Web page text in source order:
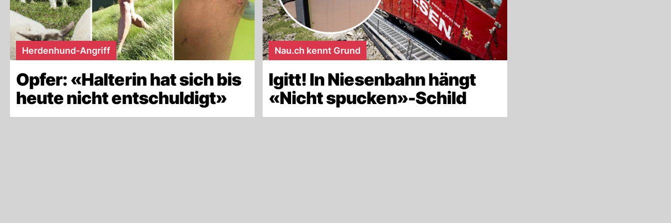
Herdenhund-Angriff
Opfer: «Halterin hat sich bis
heute nicht entschuldigt»
Nau.ch kennt Grund
Igitt! In Niesenbahn hängt
«Nicht spucken»-Schild